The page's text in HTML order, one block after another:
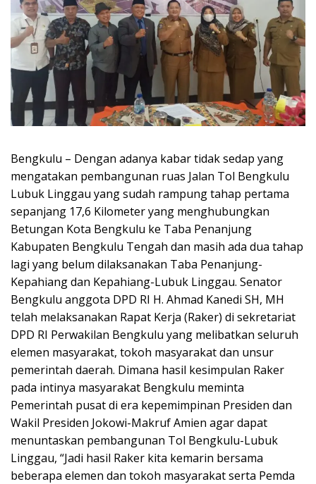
Bengkulu – Dengan adanya kabar tidak sedap yang
mengatakan pembangunan ruas Jalan Tol Bengkulu
Lubuk Linggau yang sudah rampung tahap pertama
sepanjang 17,6 Kilometer yang menghubungkan
Betungan Kota Bengkulu ke Taba Penanjung
Kabupaten Bengkulu Tengah dan masih ada dua tahap
lagi yang belum dilaksanakan Taba Penanjung-
Kepahiang dan Kepahiang-Lubuk Linggau. Senator
Bengkulu anggota DPD RI H. Ahmad Kanedi SH, MH
telah melaksanakan Rapat Kerja (Raker) di sekretariat
DPD RI Perwakilan Bengkulu yang melibatkan seluruh
elemen masyarakat, tokoh masyarakat dan unsur
pemerintah daerah. Dimana hasil kesimpulan Raker
pada intinya masyarakat Bengkulu meminta
Pemerintah pusat di era kepemimpinan Presiden dan
Wakil Presiden Jokowi-Makruf Amien agar dapat
menuntaskan pembangunan Tol Bengkulu-Lubuk
Linggau, “Jadi hasil Raker kita kemarin bersama
beberapa elemen dan tokoh masyarakat serta Pemda